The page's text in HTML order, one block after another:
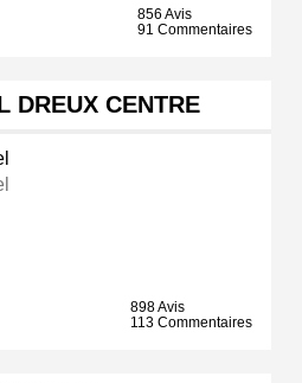
856 Avis
91 Commentaires
DREUX CENTRE
898 Avis
113 Commentaires